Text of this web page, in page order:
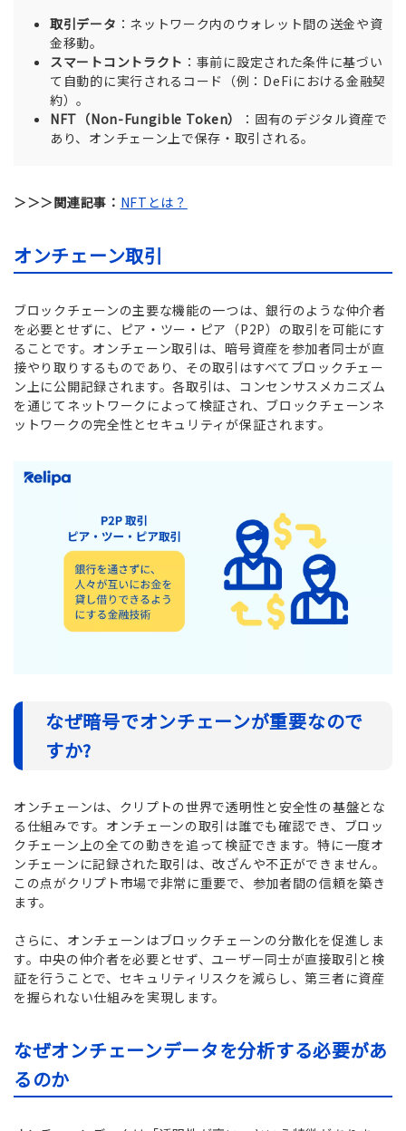
取引データ ：ネットワーク内のウォレット間の送金や資
金移動。
スマートコントラクト ：事前に設定された条件に基づい
て自動的に実行されるコード（例：DeFiにおける金融契
約）。
NFT（Non-Fungible Token）
：固有のデジタル資産で
あり、オンチェーン上で保存・取引される。
＞＞＞関連記事： NFTとは？
オンチェーン取引
ブロックチェーンの主要な機能の一つは、銀行のような仲介者
を必要とせずに、ピア・ツー・ピア（P2P）の取引を可能にす
ることです。オンチェーン取引は、暗号資産を参加者同士が直
接やり取りするものであり、その取引はすべてブロックチェー
ン上に公開記録されます。各取引は、コンセンサスメカニズム
を通じてネットワークによって検証され、ブロックチェーンネ
ットワークの完全性とセキュリティが保証されます。
なぜ暗号でオンチェーンが重要なので
すか?
オンチェーンは、クリプトの世界で透明性と安全性の基盤とな
る仕組みです。オンチェーンの取引は誰でも確認でき、ブロッ
クチェーン上の全ての動きを追って検証できます。特に一度オ
ンチェーンに記録された取引は、改ざんや不正ができません。
この点がクリプト市場で非常に重要で、参加者間の信頼を築き
ます。
さらに、オンチェーンはブロックチェーンの分散化を促進しま
す。中央の仲介者を必要とせず、ユーザー同士が直接取引と検
証を行うことで、セキュリティリスクを減らし、第三者に資産
を握られない仕組みを実現します。
なぜオンチェーンデータを分析する必要があ
るのか